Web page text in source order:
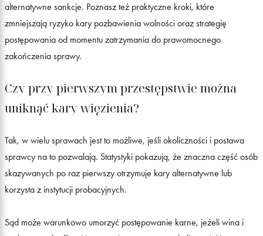
alternatywne sankcje. Poznasz też praktyczne kroki, które
zmniejszają ryzyko kary pozbawienia wolności oraz strategię
postępowania od momentu zatrzymania do prawomocnego
zakończenia sprawy.
Czy przy pierwszym przestępstwie można
uniknąć kary więzienia?
Tak, w wielu sprawach jest to możliwe, jeśli okoliczności i postawa
sprawcy na to pozwalają. Statystyki pokazują, że znaczna część osób
skazywanych po raz pierwszy otrzymuje kary alternatywne lub
korzysta z instytucji probacyjnych.
Sąd może warunkowo umorzyć postępowanie karne, jeżeli wina i